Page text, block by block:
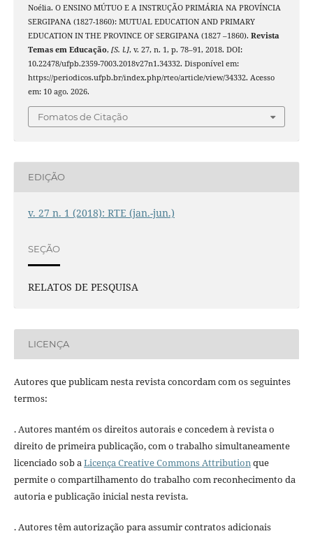
Noélia. O ENSINO MÚTUO E A INSTRUÇÃO PRIMÁRIA NA PROVÍNCIA
SERGIPANA (1827-1860): MUTUAL EDUCATION AND PRIMARY
EDUCATION IN THE PROVINCE OF SERGIPANA (1827 –1860). Revista
Temas em Educação, [S. l.], v. 27, n. 1, p. 78–91, 2018. DOI:
10.22478/ufpb.2359-7003.2018v27n1.34332. Disponível em:
https://periodicos.ufpb.br/index.php/rteo/article/view/34332. Acesso
em: 10 ago. 2026.
Fomatos de Citação
EDIÇÃO
v. 27 n. 1 (2018): RTE (jan.-jun.)
SEÇÃO
RELATOS DE PESQUISA
LICENÇA
Autores que publicam nesta revista concordam com os seguintes
termos:
. Autores mantém os direitos autorais e concedem à revista o
direito de primeira publicação, com o trabalho simultaneamente
licenciado sob aLicença Creative Commons Attributionque
permite o compartilhamento do trabalho com reconhecimento da
autoria e publicação inicial nesta revista.
. Autores têm autorização para assumir contratos adicionais